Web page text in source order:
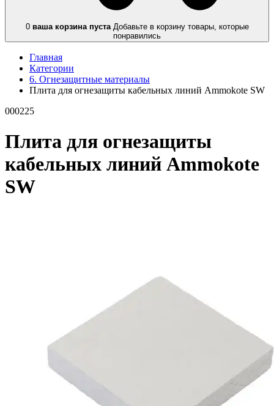
0 ваша корзина пустаДобавьте в корзину товары, которые
понравились
Главная
Категории
6. Огнезащитные материалы
Плита для огнезащиты кабельных линий Ammokote SW
000225
Плита для огнезащиты
кабельных линий Ammokote
SW